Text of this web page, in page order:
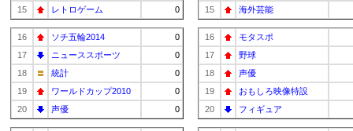
15
レトロゲーム 0
16 ソチ五輪2014
0
17
ニューススポーツ
0
18
統計
0
19
ワールドカップ2010
0
20
声優 0
15
海外芸能
16
モタスポ
17
野球
18
声優
19
おもしろ映像特設
20
フィギュア